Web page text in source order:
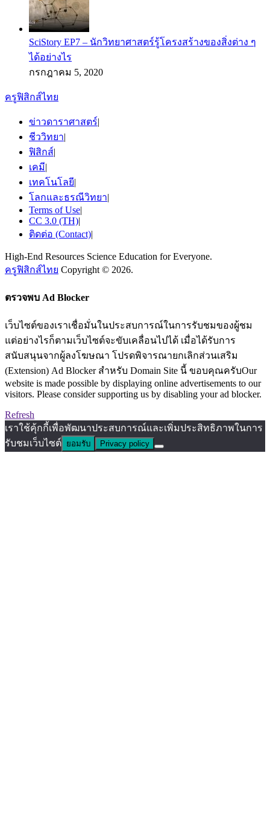
SciStory EP7 – นักวิทยาศาสตร์รู้โครงสร้างของสิ่งต่าง ๆ
ได้อย่างไร
กรกฎาคม 5, 2020
ครูฟิสิกส์ไทย
ข่าวดาราศาสตร์|
ชีววิทยา|
ฟิสิกส์|
เคมี|
เทคโนโลยี|
โลกและธรณีวิทยา|
Terms of Use|
CC 3.0 (TH)|
ติดต่อ (Contact)|
High-End Resources Science Education for Everyone.
ครูฟิสิกส์ไทย Copyright © 2026.
ตรวจพบ Ad Blocker
เว็บไซต์ของเราเชื่อมั่นในประสบการณ์ในการรับชมของผู้ชม
แต่อย่างไรก็ตามเว็บไซต์จะขับเคลื่อนไปได้ เมื่อได้รับการ
สนับสนุนจากผู้ลงโฆษณา โปรดพิจารณายกเลิกส่วนเสริม
(Extension) Ad Blocker สำหรับ Domain Site นี้ ขอบคุณครับOur
website is made possible by displaying online advertisements to our
visitors. Please consider supporting us by disabling your ad blocker.
Refresh
เราใช้คุ้กกี้เพื่อพัฒนาประสบการณ์และเพิ่มประสิทธิภาพในการ
รับชมเว็บไซต์ ยอมรับ Privacy policy